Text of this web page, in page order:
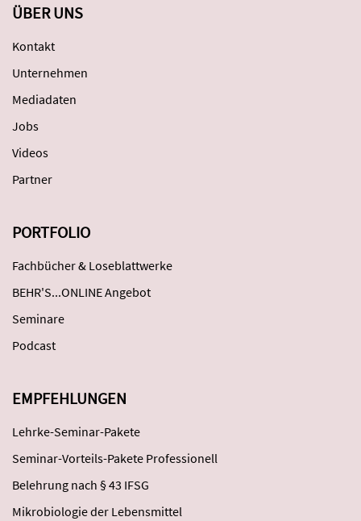
ÜBER UNS
Kontakt
Unternehmen
Mediadaten
Jobs
Videos
Partner
PORTFOLIO
Fachbücher & Loseblattwerke
BEHR'S...ONLINE Angebot
Seminare
Podcast
EMPFEHLUNGEN
Lehrke-Seminar-Pakete
Seminar-Vorteils-Pakete Professionell
Belehrung nach § 43 IFSG
Mikrobiologie der Lebensmittel